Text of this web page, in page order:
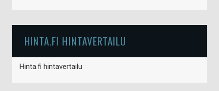
HINTA.FI HINTAVERTAILU
Hinta.fi hintavertailu